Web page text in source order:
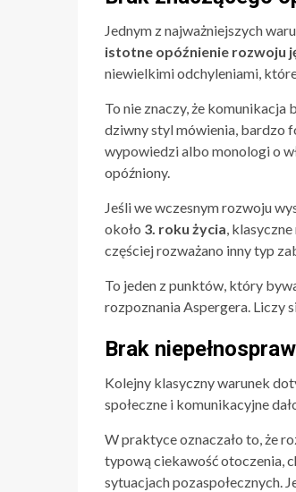
Jednym z najważniejszych
istotne opóźnienie rozwoju
niewielkimi odchyleniami,
To nie znaczy, że
dziwny styl mówienia, bardzo
wypowiedzi albo monologi o
opóźniony.
Jeśli we wczesnym rozwoju
około 3. roku życia,
częściej rozważano inny typ
To jeden z punktów, który
rozpoznania Aspergera. Liczy
Brak
Kolejny klasyczny warunek
społeczne i komunikacyjne
W praktyce oznaczało to, że
typową ciekawość otoczenia,
sytuacjach pozaspołecznych.